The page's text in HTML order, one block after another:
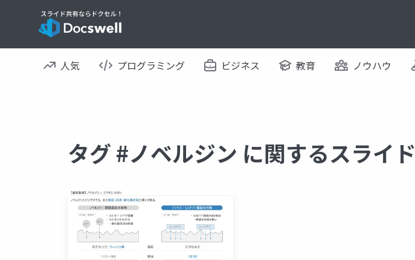
人気 プログラミング ビジネス 教育 ノウハウ
タグ #ノベルジン に関するスライド